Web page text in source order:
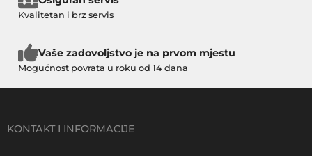
Kvalitetan i brz servis
Vaše zadovoljstvo je na prvom mjestu
Mogućnost povrata u roku od 14 dana
KONTAKT I INFORMACIJE